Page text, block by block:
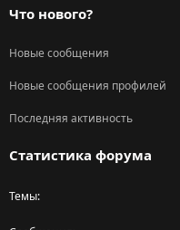
Что нового?
Новые сообщения
Новые сообщения профилей
Последняя активность
Статистика форума
Темы